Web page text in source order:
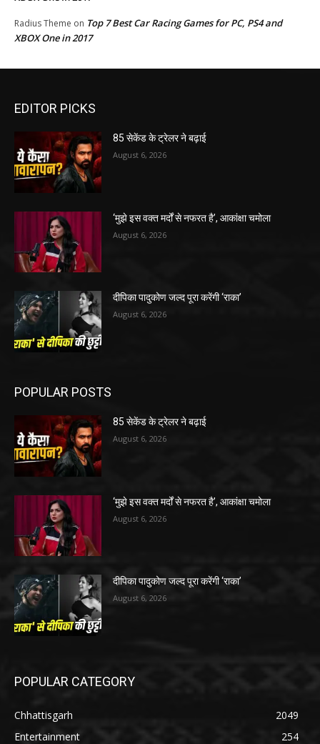
Radius Theme on Top 7 Best Car Racing Games for PC, PS4 and
XBOX One in 2017
EDITOR PICKS
85 सेकेंड के ट्रेलर ने बढ़ाई
August 6, 2026
‘मुझे इस वक्त मर्दों से नफरत है’, आकांक्षा चमोला
August 6, 2026
दीपिका पादुकोण जल्द पूरा करेंगी ‘राका’
August 6, 2026
POPULAR POSTS
85 सेकेंड के ट्रेलर ने बढ़ाई
August 6, 2026
‘मुझे इस वक्त मर्दों से नफरत है’, आकांक्षा चमोला
August 6, 2026
दीपिका पादुकोण जल्द पूरा करेंगी ‘राका’
August 6, 2026
POPULAR CATEGORY
Chhattisgarh
2049
Entertainment
254